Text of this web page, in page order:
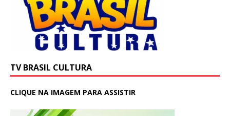
TV BRASIL CULTURA
CLIQUE NA IMAGEM PARA ASSISTIR